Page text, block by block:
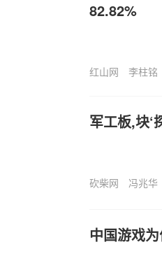
82.82%
红山网 李柱铭
军工板,块‘
砍柴网 冯兆华
中国游戏